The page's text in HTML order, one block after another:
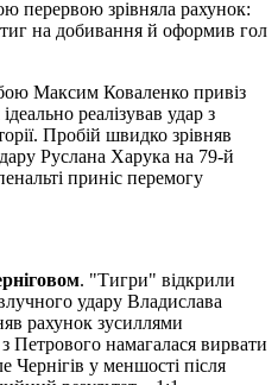
перервою зрівняла рахунок:
на добивання й оформив гол
Максим Коваленко привіз
реалізував удар з
Пробій швидко зрівняв
Руслана Харука на 79-й
приніс перемогу
. "Тигри" відкрили
удару Владислава
рахунок зусиллями
Петрового намагалася вирвати
Чернігів у меншості після